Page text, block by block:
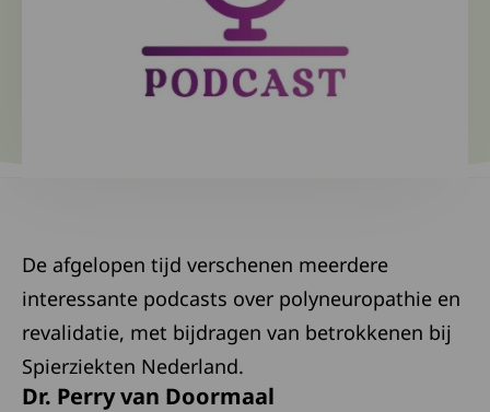
De afgelopen tijd verschenen meerdere
interessante podcasts over polyneuropathie en
revalidatie, met bijdragen van betrokkenen bij
Spierziekten Nederland.
Dr. Perry van Doormaal